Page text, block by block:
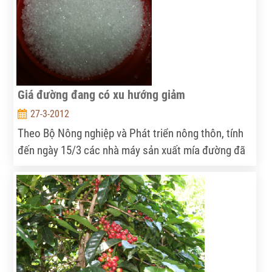
Giá đường đang có xu hướng giảm
27-3-2012
Theo Bộ Nông nghiệp và Phát triển nông thôn, tính
đến ngày 15/3 các nhà máy sản xuất mía đường đã
tấn đường.